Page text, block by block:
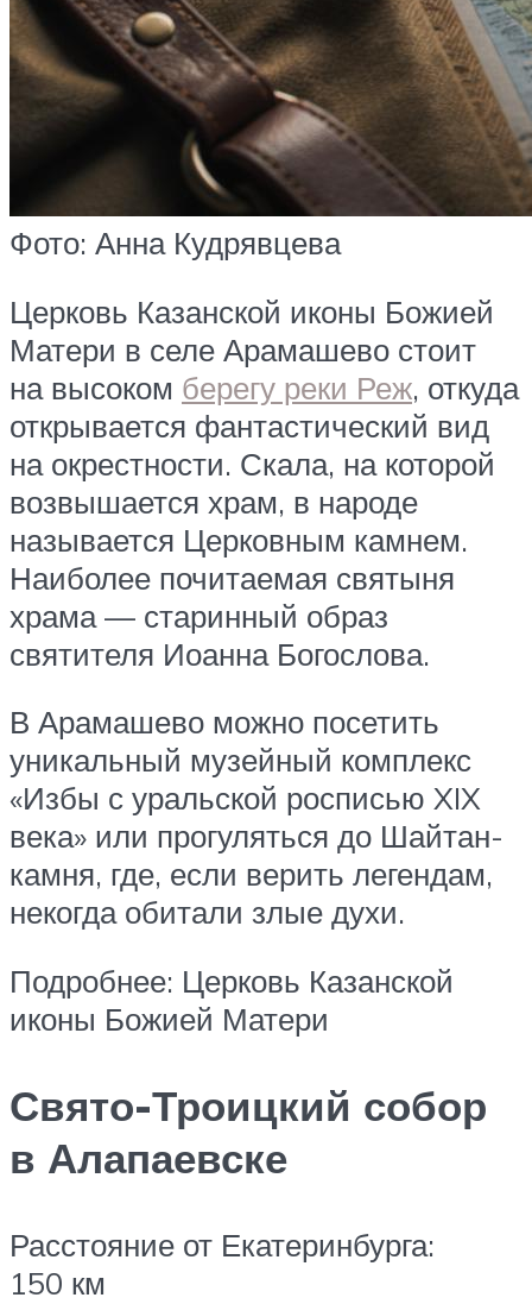
Фото: Анна Кудрявцева
Церковь Казанской иконы Божией
Матери в селе Арамашево стоит
на высоком берегу реки Реж, откуда
открывается фантастический вид
на окрестности. Скала, на которой
возвышается храм, в народе
называется Церковным камнем.
Наиболее почитаемая святыня
храма — старинный образ
святителя Иоанна Богослова.
В Арамашево можно посетить
уникальный музейный комплекс
«Избы с уральской росписью XIX
века» или прогуляться до Шайтан-
камня, где, если верить легендам,
некогда обитали злые духи.
Подробнее: Церковь Казанской
иконы Божией Матери
Свято-Троицкий собор
в Алапаевске
Расстояние от Екатеринбурга:
150 км